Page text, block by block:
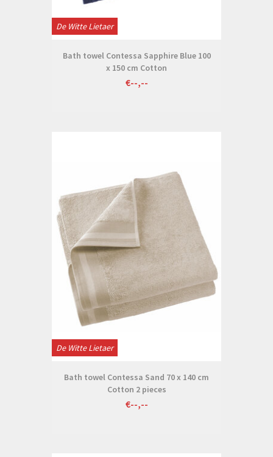
De Witte Lietaer
Bath towel Contessa Sapphire Blue 100
x 150 cm Cotton
€--,--
De Witte Lietaer
Bath towel Contessa Sand 70 x 140 cm
Cotton 2 pieces
€--,--